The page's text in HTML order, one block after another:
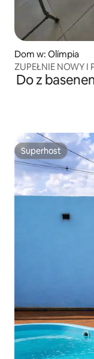
Dom w: Olímpia
ZUPEŁNIE NOWY I
Do z
Superhost
Superhost